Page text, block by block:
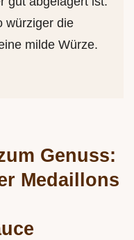
würziger die
milde Würze.
Genuss:
Medaillons